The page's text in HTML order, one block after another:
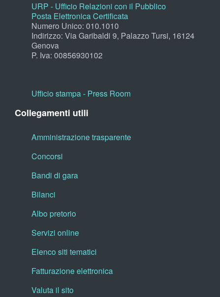
URP - Ufficio Relazioni con il Pubblico
Posta Elettronica Certificata
Numero Unico: 010.1010
Indirizzo: Via Garibaldi 9, Palazzo Tursi, 16124
Genova
P. Iva: 00856930102
Ufficio stampa - Press Room
Collegamenti utili
Amministrazione trasparente
Concorsi
Bandi di gara
Bilanci
Albo pretorio
Servizi online
Elenco siti tematici
Fatturazione elettronica
Valuta il sito